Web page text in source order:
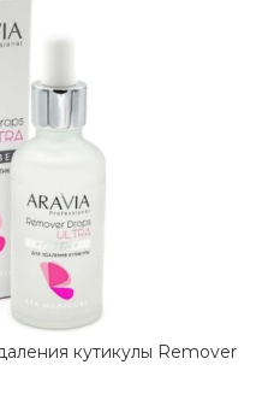
кутикулы Remover